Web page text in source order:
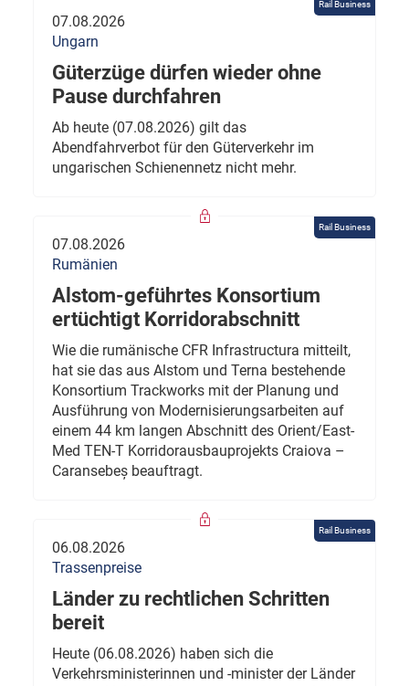
Rail Business
07.08.2026
Ungarn
Güterzüge dürfen wieder ohne
Pause durchfahren
Ab heute (07.08.2026) gilt das
Abendfahrverbot für den Güterverkehr im
ungarischen Schienennetz nicht mehr.
Rail Business
07.08.2026
Rumänien
Alstom-geführtes Konsortium
ertüchtigt Korridorabschnitt
Wie die rumänische CFR Infrastructura mitteilt,
hat sie das aus Alstom und Terna bestehende
Konsortium Trackworks mit der Planung und
Ausführung von Modernisierungsarbeiten auf
einem 44 km langen Abschnitt des Orient/East-
Med TEN-T Korridorausbauprojekts Craiova –
Caransebeș beauftragt.
Rail Business
06.08.2026
Trassenpreise
Länder zu rechtlichen Schritten
bereit
Heute (06.08.2026) haben sich die
Verkehrsministerinnen und -minister der Länder